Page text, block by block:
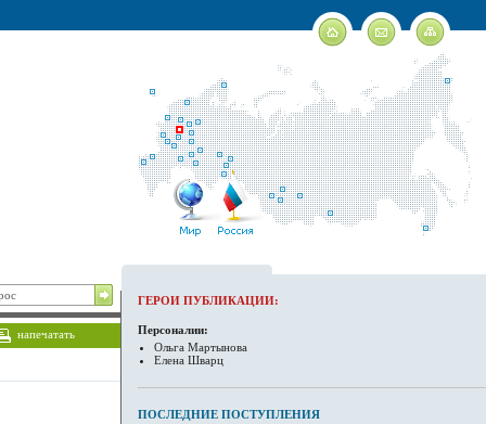
напечатать
ГЕРОИ ПУБЛИКАЦИИ:
Персоналии:
Ольга Мартынова
Елена Шварц
ПОСЛЕДНИЕ ПОСТУПЛЕНИЯ